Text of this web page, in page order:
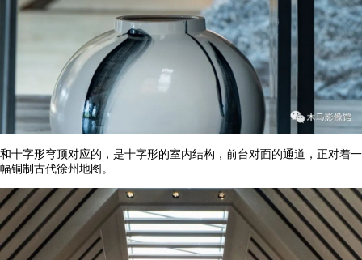
和十字形穹顶对应的，是十字形的室内结构，前台对面的通道，正对着一
幅铜制古代徐州地图。